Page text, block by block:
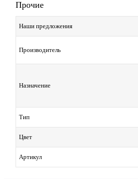
Прочие
Наши предложения
Производитель
Назначение
Тип
Цвет
Артикул